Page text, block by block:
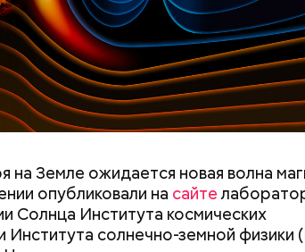
на Земле ожидается новая волна
опубликовали на сайте
Солнца Института космических
солнечно-земной
травма:
для
выживания
«Волшебный
Японии: может ли
рисовыми
похудеть